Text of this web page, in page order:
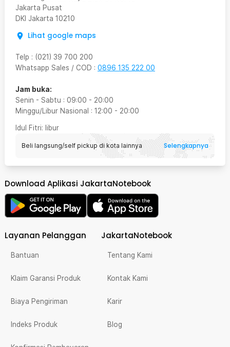
Jakarta Pusat
DKI Jakarta 10210
Lihat google maps
Telp : (021) 39 700 200
Whatsapp Sales / COD : 0896 135 222 00
Jam buka:
Senin - Sabtu : 09:00 - 20:00
Minggu/Libur Nasional : 12:00 - 20:00
Idul Fitri: libur
Beli langsung/self pickup di kota lainnya Selengkapnya
Download Aplikasi JakartaNotebook
Layanan Pelanggan
Bantuan
Klaim Garansi Produk
Biaya Pengiriman
Indeks Produk
JakartaNotebook
Tentang Kami
Kontak Kami
Karir
Blog